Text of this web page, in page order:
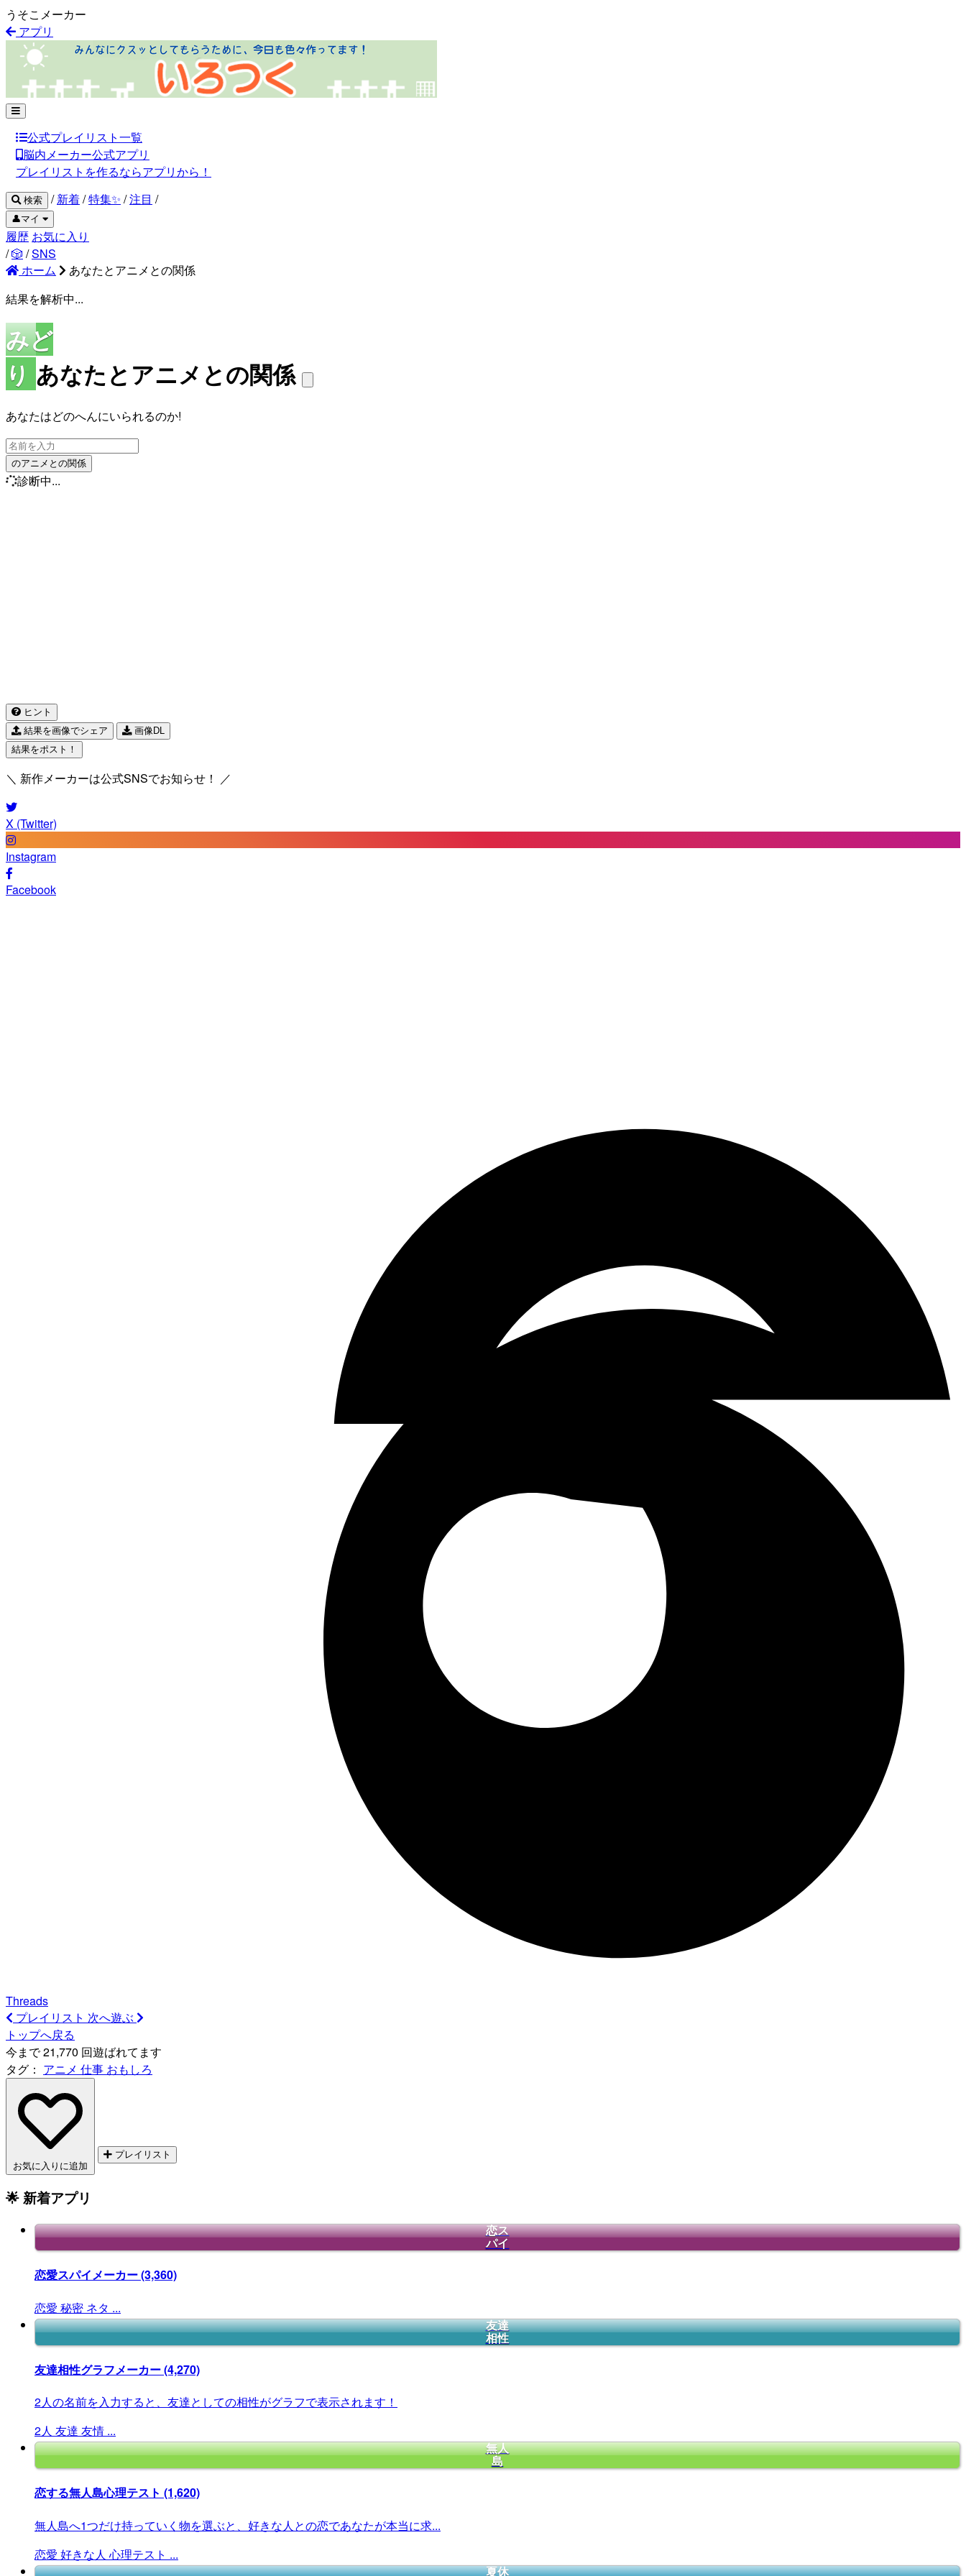
うそこメーカー
アプリ
公式プレイリスト一覧
脳内メーカー公式アプリ
プレイリストを作るならアプリから！
検索 / 新着/特集✨ /注目 /
👤マイ
履歴 お気に入り
/🎲 /SNS
ホーム
あなたとアニメとの関係
結果を解析中...
みど
り あなたとアニメとの関係
あなたはどのへんにいられるのか!
のアニメとの関係
診断中...
ヒント
結果を画像でシェア
画像DL
結果をポスト！
＼ 新作メーカーは公式SNSでお知らせ！ ／
X (Twitter)
Instagram
Facebook
Threads
プレイリスト 次へ遊ぶ
トップへ戻る
今まで 21,770 回遊ばれてます
タグ： アニメ 仕事 おもしろ
お気に入りに追加
プレイリスト
🌟 新着アプリ
恋ス
パイ
恋愛スパイメーカー(3,360)
恋愛 秘密 ネタ ...
友達
相性
友達相性グラフメーカー(4,270)
2人の名前を入力すると、友達としての相性がグラフで表示されます！
2人 友達 友情 ...
無人
島
恋する無人島心理テスト (1,620)
無人島へ1つだけ持っていく物を選ぶと、好きな人との恋であなたが本当に求...
恋愛 好きな人 心理テスト ...
夏休